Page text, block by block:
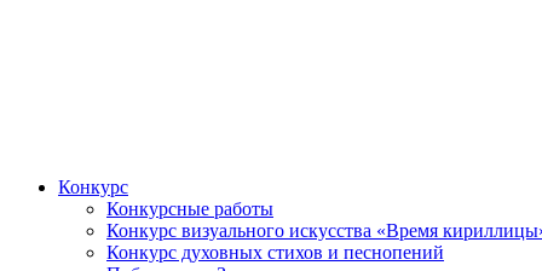
Конкурс
Конкурсные работы
Конкурс визуального искусства «Время
Конкурс духовных стихов и песнопений